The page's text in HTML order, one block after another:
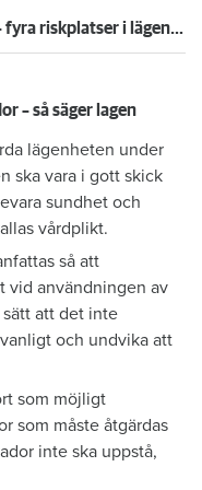
Så undviker du mögel – fyra riskplatser i lägenheten: ”Måste städa bort”
– så säger lagen
lägenheten under
ska vara i gott skick
sundhet och
vårdplikt.
så att
vid användningen av
att det inte
och undvika att
som möjligt
som måste åtgärdas
inte ska uppstå,